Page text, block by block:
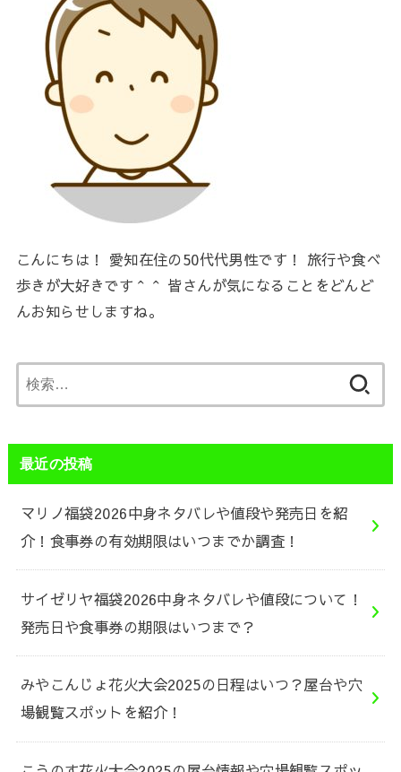
こんにちは！ 愛知在住の50代代男性です！ 旅行や食べ
歩きが大好きです＾＾ 皆さんが気になることをどんど
んお知らせしますね。
索:
最近の投稿
マリノ福袋2026中身ネタバレや値段や発売日を紹
介！食事券の有効期限はいつまでか調査！
サイゼリヤ福袋2026中身ネタバレや値段について！
発売日や食事券の期限はいつまで？
みやこんじょ花火大会2025の日程はいつ？屋台や穴
場観覧スポットを紹介！